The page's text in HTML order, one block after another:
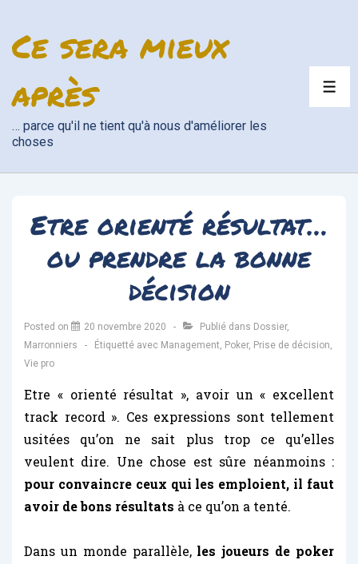
passer
au
principal
Ce sera mieux
après
… parce qu'il ne tient qu'à nous d'améliorer les
choses
Etre orienté résultat…
ou prendre la bonne
décision
Posted on 20 novembre 2020 Publié dans Dossier,
Marronniers
Étiquetté avec Management, Poker, Prise de décision,
Vie pro
Etre « orienté résultat », avoir un « excellent
track record ». Ces expressions sont tellement
usitées qu’on ne sait plus trop ce qu’elles
veulent dire. Une chose est sûre néanmoins :
pour convaincre ceux qui les emploient, il faut
avoir de bons résultats à ce qu’on a tenté.
Dans un monde parallèle, les joueurs de poker